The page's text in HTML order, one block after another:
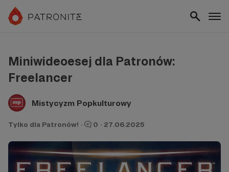
Miniwideoesej dla Patronów:
Freelancer
Mistycyzm Popkulturowy
Tylko dla Patronów! · 0 · 27.06.2025